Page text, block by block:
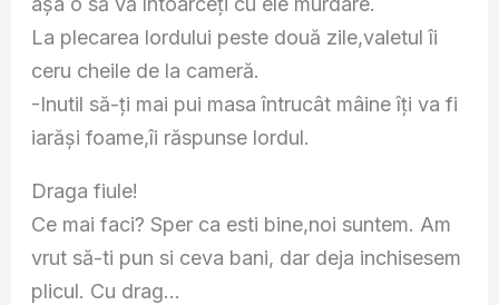
La plecarea lordului peste două zile,valetul îi
ceru cheile de la cameră.
-Inutil să-ți mai pui masa întrucât mâine îți va fi
iarăși foame,îi răspunse lordul.
Draga fiule!
Ce mai faci? Sper ca esti bine,noi suntem. Am
vrut să-ti pun si ceva bani, dar deja inchisesem
plicul. Cu drag…